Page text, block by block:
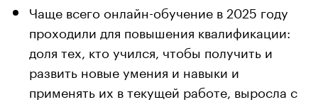
Чаще всего онлайн-обучение в 2025 году
проходили для повышения квалификации:
доля тех, кто учился, чтобы получить и
развить новые умения и навыки и
применять их в текущей работе, выросла с